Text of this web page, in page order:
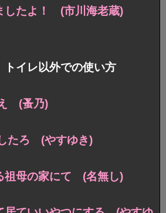
したよ！ (市川海老蔵)
トイレ以外での使い方
(蚤乃)
たろ (やすゆき)
祖母の家にて (名無し)